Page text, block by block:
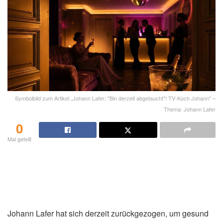
Symbolbild zum Artikel „Johann Lafer: "Bin derzeit abgetaucht"! TV-Koch Johann" –
Thema: Johann Lafer
0
Mal geteilt
Johann Lafer hat sich derzeit zurückgezogen, um gesund